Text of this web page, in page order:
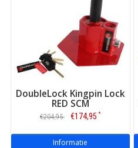
DoubleLock Kingpin Lock
RED SCM
€204,95 €174,95 *
Informatie